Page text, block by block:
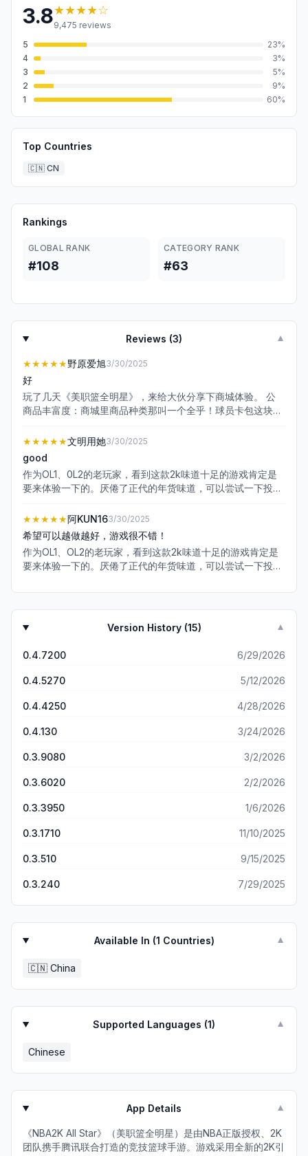
3.8★★★★☆
9,475 reviews
5
23%
4
3%
3
5%
2
9%
1
60%
Top Countries
🇨🇳 CN
Rankings
GLOBAL RANK
#108
CATEGORY RANK
#63
Reviews (3) ▼
★★★★★野原爱旭3/30/2025
好
玩了几天《美职篮全明星》，来给大伙分享下商城体验。 公
商品丰富度：商城里商品种类那叫一个全乎！球员卡包这块就
同玩家需求。开卡包获得球员，像抽到心仪的当家球星，瞬间
觉得球队实力飙升。道具方面，升级材料、突破材料啥都有，
对培养球员很有帮助。 消费合理性：价格设置还算比较合理。
首购礼包性价比超高，只需要6元，就能拿到丰厚合同费，很
适合零氪和微氪玩家起步。通行证价格也能接受，普通通行证
包，长期玩下来挺值的。不过，有些礼包价格偏高，比如一些
连锁礼包，对平民玩家不太友好，希望能多些亲民优惠。 菌
交易便利性：球员交易很方便，手续费全免，浏览上架球员，
按需求和预算就能买。但也存在一些小问题，有时候商品刷新
速度较慢，着急买东西时要等挺久，希望后续优化下刷新机
★★★★★文明用她3/30/2025
good
作为OL1、0L2的老玩家，看到这款2k味道十足的游戏肯定是
要来体验一下的。厌倦了正代的年货味道，可以尝试一下投资
说也非常不错的，模式也做的非常多，街头排位经理人排位王
朝排位基本上完美复刻了端游，但在手机上玩起来更加的便
捷，看好游戏未来的前景但是也想要吐槽一些游戏前期肯定会
遇到的非常多的问题和BUG，比如双端无法联机，希望开发组
在后续更新里面逐步优化更新。 说说槽点 槽点1：性能问题，
况，然后就是多人模式下强制降帧率反而让高刷屏感觉都不足
30帧（只是感觉） 槽点2：按键问题，按键的手感还是会造成
家反馈来调整，当然希望要是可能可以让游戏支持手柄游玩 槽
的比较有印象影响游戏体验的。 第一个，在打人机的时候，人
还是会被莫名其妙出一些硬值动画然后出界（这个问题012也
然后返回主菜单，这个球员就会卡死在阵容UI里，只能重启游
是不可能的
★★★★★阿KUN163/30/2025
希望可以越做越好，游戏很不错！
作为OL1、OL2的老玩家，看到这款2k味道十足的游戏肯定是
要来体验一下的。厌倦了正代的年货味道，可以尝试一下投资
说也非常不错的，模式也做的非常多，街头排位经理人排位王
捷，看好游戏未来的前景但是也想要吐槽一些游戏 前期肯定会
遇到的非常多的问题和BUG，比如双端无法联机，希望开发组
有时候玩着玩着发烫发热问题很严重，我用的是15pro max，
配置应该还算可以的。开高级画质还是会遇到手机非常烫的情
况，然后就是多人模式下强制降帧率反而让高刷屏感觉都不足
30帧（只是感觉） 槽点2：按键问题，按键的手感还是会造成
家反馈来调整，当然希望要是可能可以让游戏支持手柄游玩 槽
的比较有印象影响游戏体验的。 第一个，在打人机的时候，人
还是会被莫名其妙出一些硬值动画然后出界（这个问题012也
后返回主菜单，这个球员就会卡死在阵容UI里，只能重启游戏
Version History (15) ▼
0.4.7200 6/29/2026
0.4.5270 5/12/2026
0.4.4250 4/28/2026
0.4.130 3/24/2026
0.3.9080 3/2/2026
0.3.6020 2/2/2026
0.3.3950 1/6/2026
0.3.1710 11/10/2025
0.3.510 9/15/2025
0.3.240 7/29/2025
Available In (1 Countries) ▼
🇨🇳 China
Supported Languages (1) ▼
Chinese
App Details ▼
《NBA2K All Star》（美职篮全明星）是由NBA正版授权、2K
团队携手腾讯联合打造的竞技篮球手游。游戏采用全新的2K引